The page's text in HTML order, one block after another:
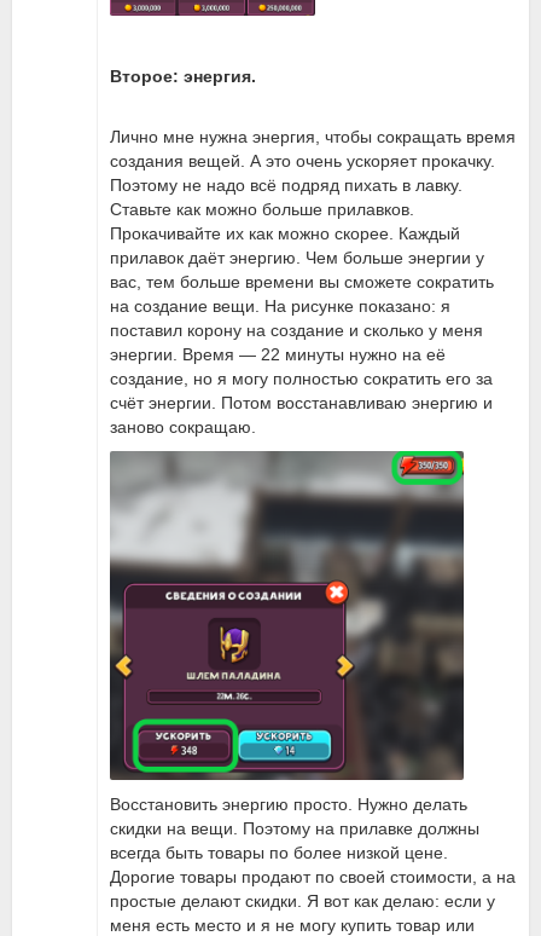
Второе: энергия.
Лично мне нужна энергия, чтобы сокращать время
создания вещей. А это очень ускоряет прокачку.
Поэтому не надо всё подряд пихать в лавку.
Ставьте как можно больше прилавков.
Прокачивайте их как можно скорее. Каждый
прилавок даёт энергию. Чем больше энергии у
вас, тем больше времени вы сможете сократить
на создание вещи. На рисунке показано: я
поставил корону на создание и сколько у меня
энергии. Время — 22 минуты нужно на её
создание, но я могу полностью сократить его за
счёт энергии. Потом восстанавливаю энергию и
заново сокращаю.
Восстановить энергию просто. Нужно делать
скидки на вещи. Поэтому на прилавке должны
всегда быть товары по более низкой цене.
Дорогие товары продают по своей стоимости, а на
простые делают скидки. Я вот как делаю: если у
меня есть место и я не могу купить товар или